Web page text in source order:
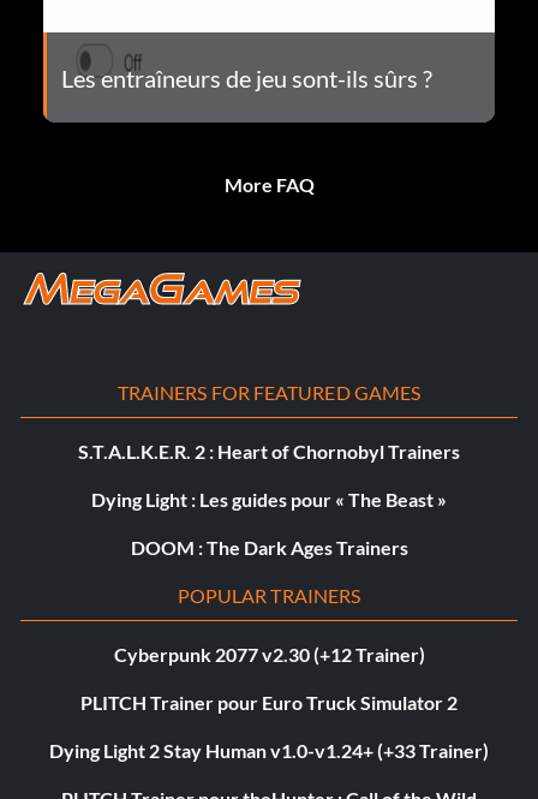
Les entraîneurs de jeu sont-ils sûrs ?
More FAQ
TRAINERS FOR FEATURED GAMES
S.T.A.L.K.E.R. 2 : Heart of Chornobyl Trainers
Dying Light : Les guides pour « The Beast »
DOOM : The Dark Ages Trainers
POPULAR TRAINERS
Cyberpunk 2077 v2.30 (+12 Trainer)
PLITCH Trainer pour Euro Truck Simulator 2
Dying Light 2 Stay Human v1.0-v1.24+ (+33 Trainer)